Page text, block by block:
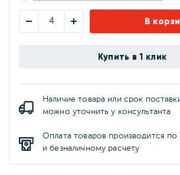
В
Купить в 1 клик
Наличие товара или срок
можно уточнить у консультанта
Оплата товаров производится по
и безналичному расчету